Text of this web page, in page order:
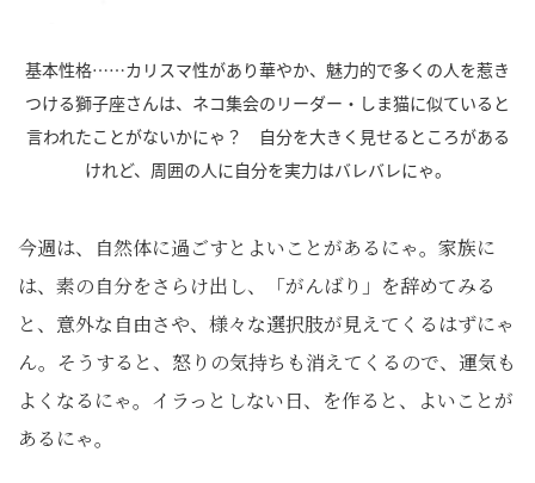
基本性格……カリスマ性があり華やか、魅力的で多くの人を惹き
つける獅子座さんは、ネコ集会のリーダー・しま猫に似ていると
言われたことがないかにゃ？ 自分を大きく見せるところがある
けれど、周囲の人に自分を実力はバレバレにゃ。
今週は、自然体に過ごすとよいことがあるにゃ。家族に
は、素の自分をさらけ出し、「がんばり」を辞めてみる
と、意外な自由さや、様々な選択肢が見えてくるはずにゃ
ん。そうすると、怒りの気持ちも消えてくるので、運気も
よくなるにゃ。イラっとしない日、を作ると、よいことが
あるにゃ。